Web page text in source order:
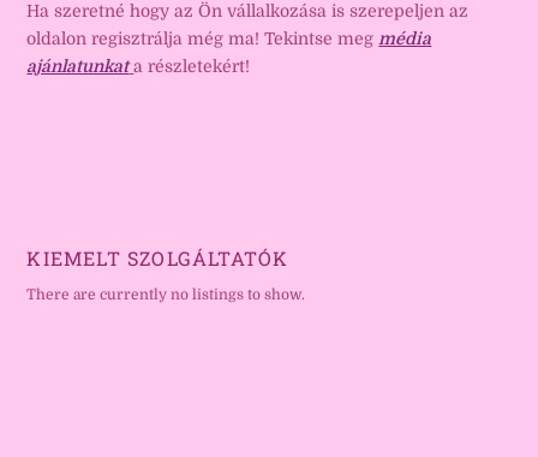
Ha szeretné hogy az Ön vállalkozása is szerepeljen az
oldalon regisztrálja még ma! Tekintse meg média
ajánlatunkat a részletekért!
KIEMELT SZOLGÁLTATÓK
There are currently no listings to show.